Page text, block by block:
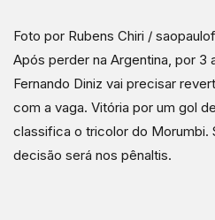
Foto por Rubens Chiri /
Após perder na Argentina, por 3
Fernando Diniz vai precisar
com a vaga. Vitória por um gol
classifica o tricolor do Morumbi.
decisão será nos pênaltis.